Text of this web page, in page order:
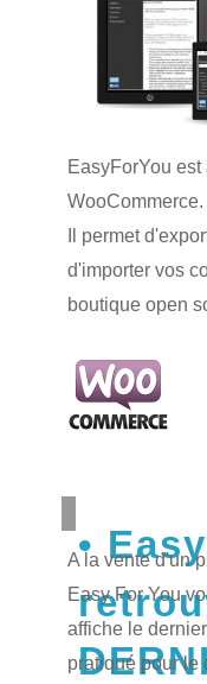
EasyForYou
WooCommerce.
Il permet
d'importer vos
boutique open
A la vente d'un
Easy For You
affiche le
pratiqué pour le